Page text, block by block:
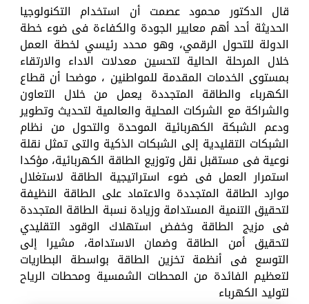
قال الدكتور محمود عصمت أن استخدام التكنولوجيا
الحديثة أحد أهم معايير الجودة والكفاءة فى ضوء خطة
الدولة للتحول الرقمي، وهو محدد رئيسي لخطة العمل
خلال المرحلة الحالية لتحسين معدلات الاداء والارتقاء
بمستوى الخدمات المقدمة للمواطنين ، موضحا أن قطاع
الكهرباء والطاقة المتجددة يعمل من خلال التعاون
والشراكة مع الشركات المحلية والعالمية لتحديث وتطوير
ودعم الشبكة الكهربائية الموحدة والتحول من نظام
الشبكات التقليدية إلى الشبكات الذكية والتى تمثل نقلة
نوعية فى مستقبل نقل وتوزيع الطاقة الكهربائية، مؤكدا
استمرار العمل فى ضوء استراتيجية الطاقة لاستغلال
موارد الطاقة المتجددة والاعتماد على الطاقة النظيفة
لتحقيق التنمية المستدامة وزيادة نسبة الطاقة المتجددة
فى مزيج الطاقة وخفض استهلاك الوقود التقليدي
لتحقيق أمن الطاقة وضمان الاستدامة، مشيرا إلى
التوسع فى أنظمة تخزين الطاقة بواسطة البطاريات
لتعظيم الفائدة من المحطات الشمسية ومحطات الرياح
لتوليد الكهرباء